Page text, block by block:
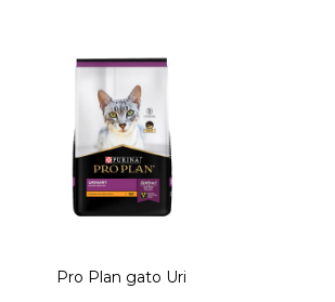
Pro Plan gato Uri